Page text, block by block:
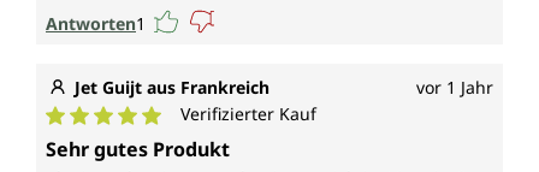
Antworten1
Jet Guijt aus Frankreich vor 1 Jahr
Durchschnittliche Bewertung von 5 von 5 Sternen
Verifizierter Kauf
Sehr gutes Produkt